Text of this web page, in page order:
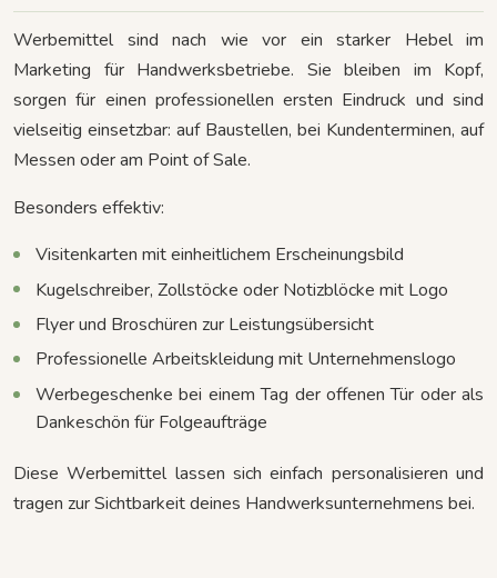
Werbemittel sind nach wie vor ein starker Hebel im
Marketing für Handwerksbetriebe. Sie bleiben im Kopf,
sorgen für einen professionellen ersten Eindruck und sind
vielseitig einsetzbar: auf Baustellen, bei Kundenterminen, auf
Messen oder am Point of Sale.
Besonders effektiv:
Visitenkarten mit einheitlichem Erscheinungsbild
Kugelschreiber, Zollstöcke oder Notizblöcke mit Logo
Flyer und Broschüren zur Leistungsübersicht
Professionelle Arbeitskleidung mit Unternehmenslogo
Werbegeschenke bei einem Tag der offenen Tür oder als
Dankeschön für Folgeaufträge
Diese Werbemittel lassen sich einfach personalisieren und
tragen zur Sichtbarkeit deines Handwerksunternehmens bei.